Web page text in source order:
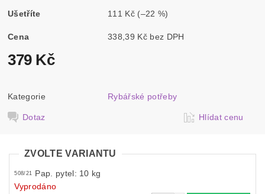
Ušetříte 111 Kč (–22 %)
Cena 338,39 Kč bez DPH
379 Kč
Kategorie Rybářské potřeby
Dotaz Hlídat cenu
ZVOLTE VARIANTU
508/21 Pap. pytel: 10 kg
Vyprodáno